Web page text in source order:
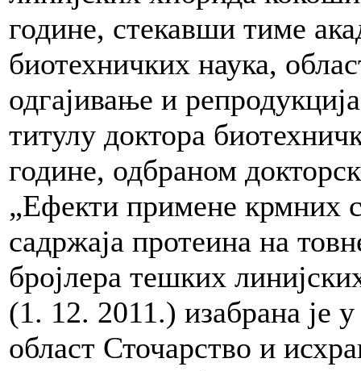
године, стекавши тиме
биотехничких наука,
одгајивање и
титулу доктора
године, одбраном
„Ефекти примене крмних
садржаја протеина на
бројлера тешких
(1. 12. 2011.) изабрана је
област Сточарство и